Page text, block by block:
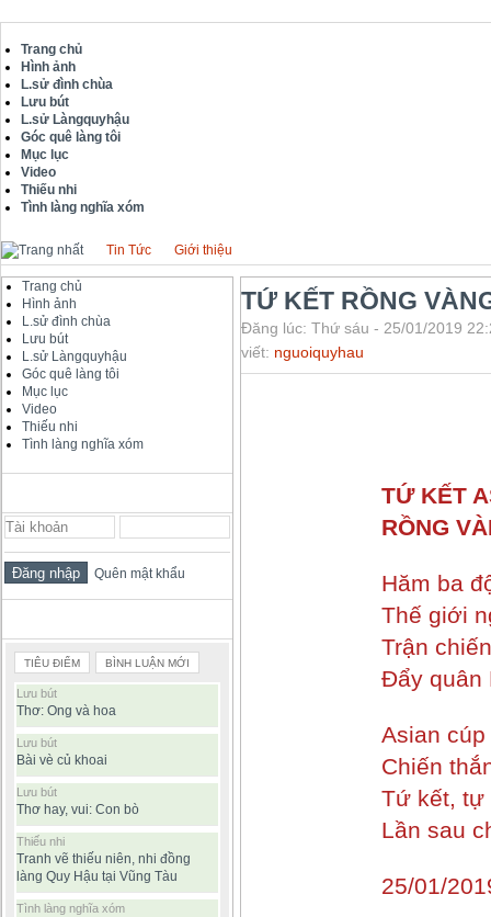
Trang chủ
Hình ảnh
L.sử đình chùa
Lưu bút
L.sử Làngquyhậu
Góc quê làng tôi
Mục lục
Video
Thiếu nhi
Tình làng nghĩa xóm
Tin Tức Giới thiệu
Trang chủ
Hình ảnh
L.sử đình chùa
Lưu bút
L.sử Làngquyhậu
Góc quê làng tôi
Mục lục
Video
Thiếu nhi
Tình làng nghĩa xóm
Quên mật khẩu
TIÊU ĐIỂM BÌNH LUẬN MỚI
Lưu bút
Thơ: Ong và hoa
Lưu bút
Bài vè củ khoai
Lưu bút
Thơ hay, vui: Con bò
Thiếu nhi
Tranh vẽ thiếu niên, nhi đồng
làng Quy Hậu tại Vũng Tàu
Tình làng nghĩa xóm
TỨ KẾT RỒNG
Đăng lúc: Thứ sáu - 25/01/2019
viết: nguoiquyhau
TỨ KẾT
RỒNG
Hăm ba
Thế giới
Trận
Đẩy quân
Asian
Chiến
Tứ kết,
Lần sau
25/01/